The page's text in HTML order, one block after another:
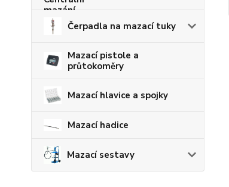
Čerpadla na mazací tuky
Mazací pistole a
průtokoměry
Mazací hlavice a spojky
Mazací hadice
Mazací sestavy